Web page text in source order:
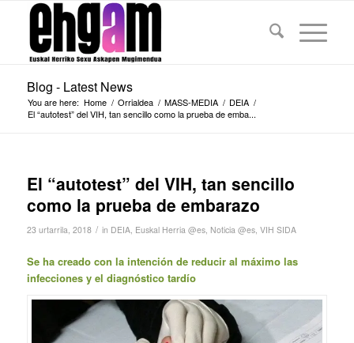
Blog - Latest News
You are here: Home / Orrialdea / MASS-MEDIA / DEIA /
El “autotest” del VIH, tan sencillo como la prueba de emba...
El “autotest” del VIH, tan sencillo
como la prueba de embarazo
23 urtarrila, 2018 / in DEIA, Euskal Herria @es, Noticia @es, VIH SIDA
Se ha creado con la intención de reducir al máximo las
infecciones y el diagnóstico tardío